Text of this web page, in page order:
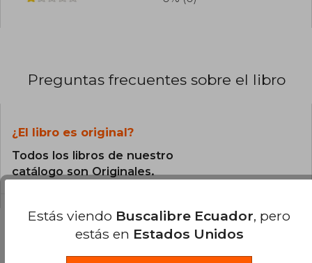
Preguntas frecuentes sobre el libro
¿El libro es original?
Todos los libros de nuestro
catálogo son Originales.
Estás viendo Buscalibre Ecuador, pero
estás en Estados Unidos